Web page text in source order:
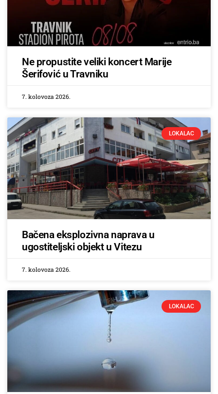
Ne propustite veliki koncert Marije
Šerifović u Travniku
7. kolovoza 2026.
LOKALAC
Bačena eksplozivna naprava u
ugostiteljski objekt u Vitezu
7. kolovoza 2026.
LOKALAC